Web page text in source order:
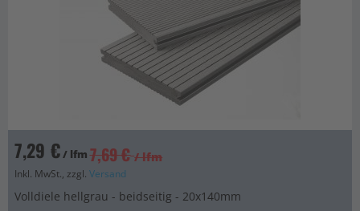
7,29 €/ lfm 7,69 € / lfm
Inkl. MwSt., zzgl. Versand
Volldiele hellgrau - beidseitig - 20x140mm